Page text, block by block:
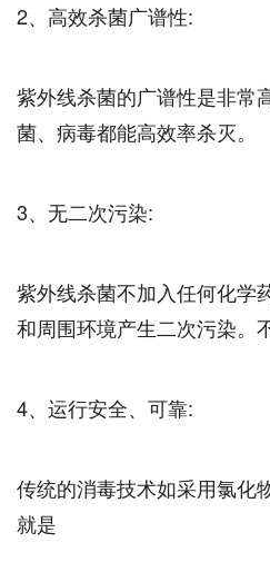
2、高效杀菌广谱性:
紫外线杀菌的广谱性是非常
菌、病毒都能高效率杀灭。
3、无二次污染:
紫外线杀菌不加入任何化学
和周围环境产生二次污染。
4、运行安全、可靠:
传统的消毒技术如采用氯化
就是